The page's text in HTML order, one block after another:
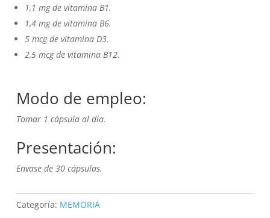
1,1 mg de vitamina B1.
1,4 mg de vitamina B6.
5 mcg de vitamina D3.
2,5 mcg de vitamina B12.
Modo de empleo:
Tomar 1 cápsula al día.
Presentación:
Envase de 30 cápsulas.
Categoría: MEMORIA